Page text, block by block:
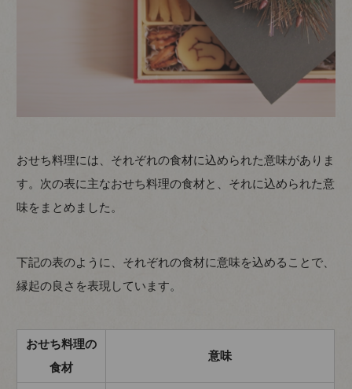
おせち料理には、それぞれの食材に込められた意味がありま
す。次の表に主なおせち料理の食材と、それに込められた意
味をまとめました。
下記の表のように、それぞれの食材に意味を込めることで、
縁起の良さを表現しています。
おせち料理の
食材
意味